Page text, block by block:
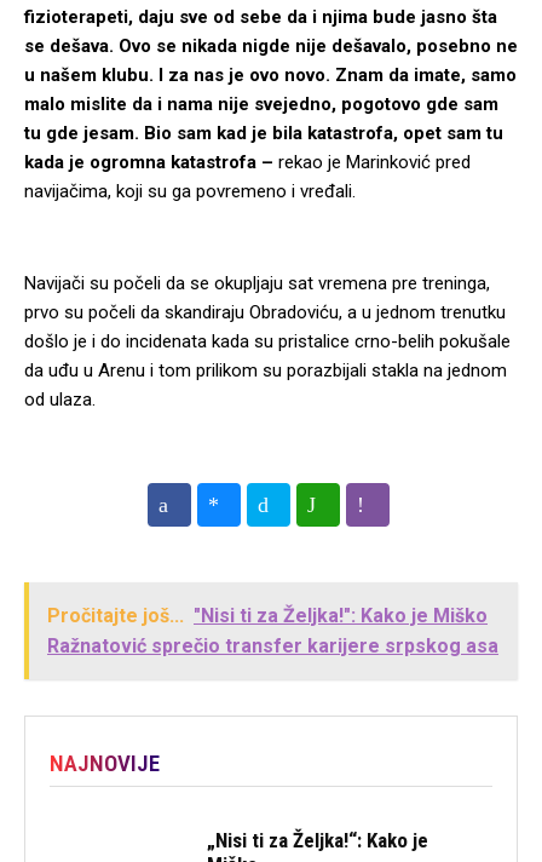
fizioterapeti, daju sve od sebe da i njima bude jasno šta
se dešava. Ovo se nikada nigde nije dešavalo, posebno ne
u našem klubu. I za nas je ovo novo. Znam da imate, samo
malo mislite da i nama nije svejedno, pogotovo gde sam
tu gde jesam. Bio sam kad je bila katastrofa, opet sam tu
kada je ogromna katastrofa – rekao je Marinković pred
navijačima, koji su ga povremeno i vređali.
Navijači su počeli da se okupljaju sat vremena pre treninga,
prvo su počeli da skandiraju Obradoviću, a u jednom trenutku
došlo je i do incidenata kada su pristalice crno-belih pokušale
da uđu u Arenu i tom prilikom su porazbijali stakla na jednom
od ulaza.
Pročitajte još... "Nisi ti za Željka!": Kako je Miško
Ražnatović sprečio transfer karijere srpskog asa
NAJNOVIJE
„Nisi ti za Željka!“: Kako je